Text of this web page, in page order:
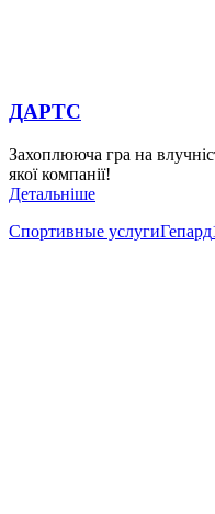
ДАРТС
Захоплююча гра на
якої компанії!
Детальніше
Спортивные услугиГепард